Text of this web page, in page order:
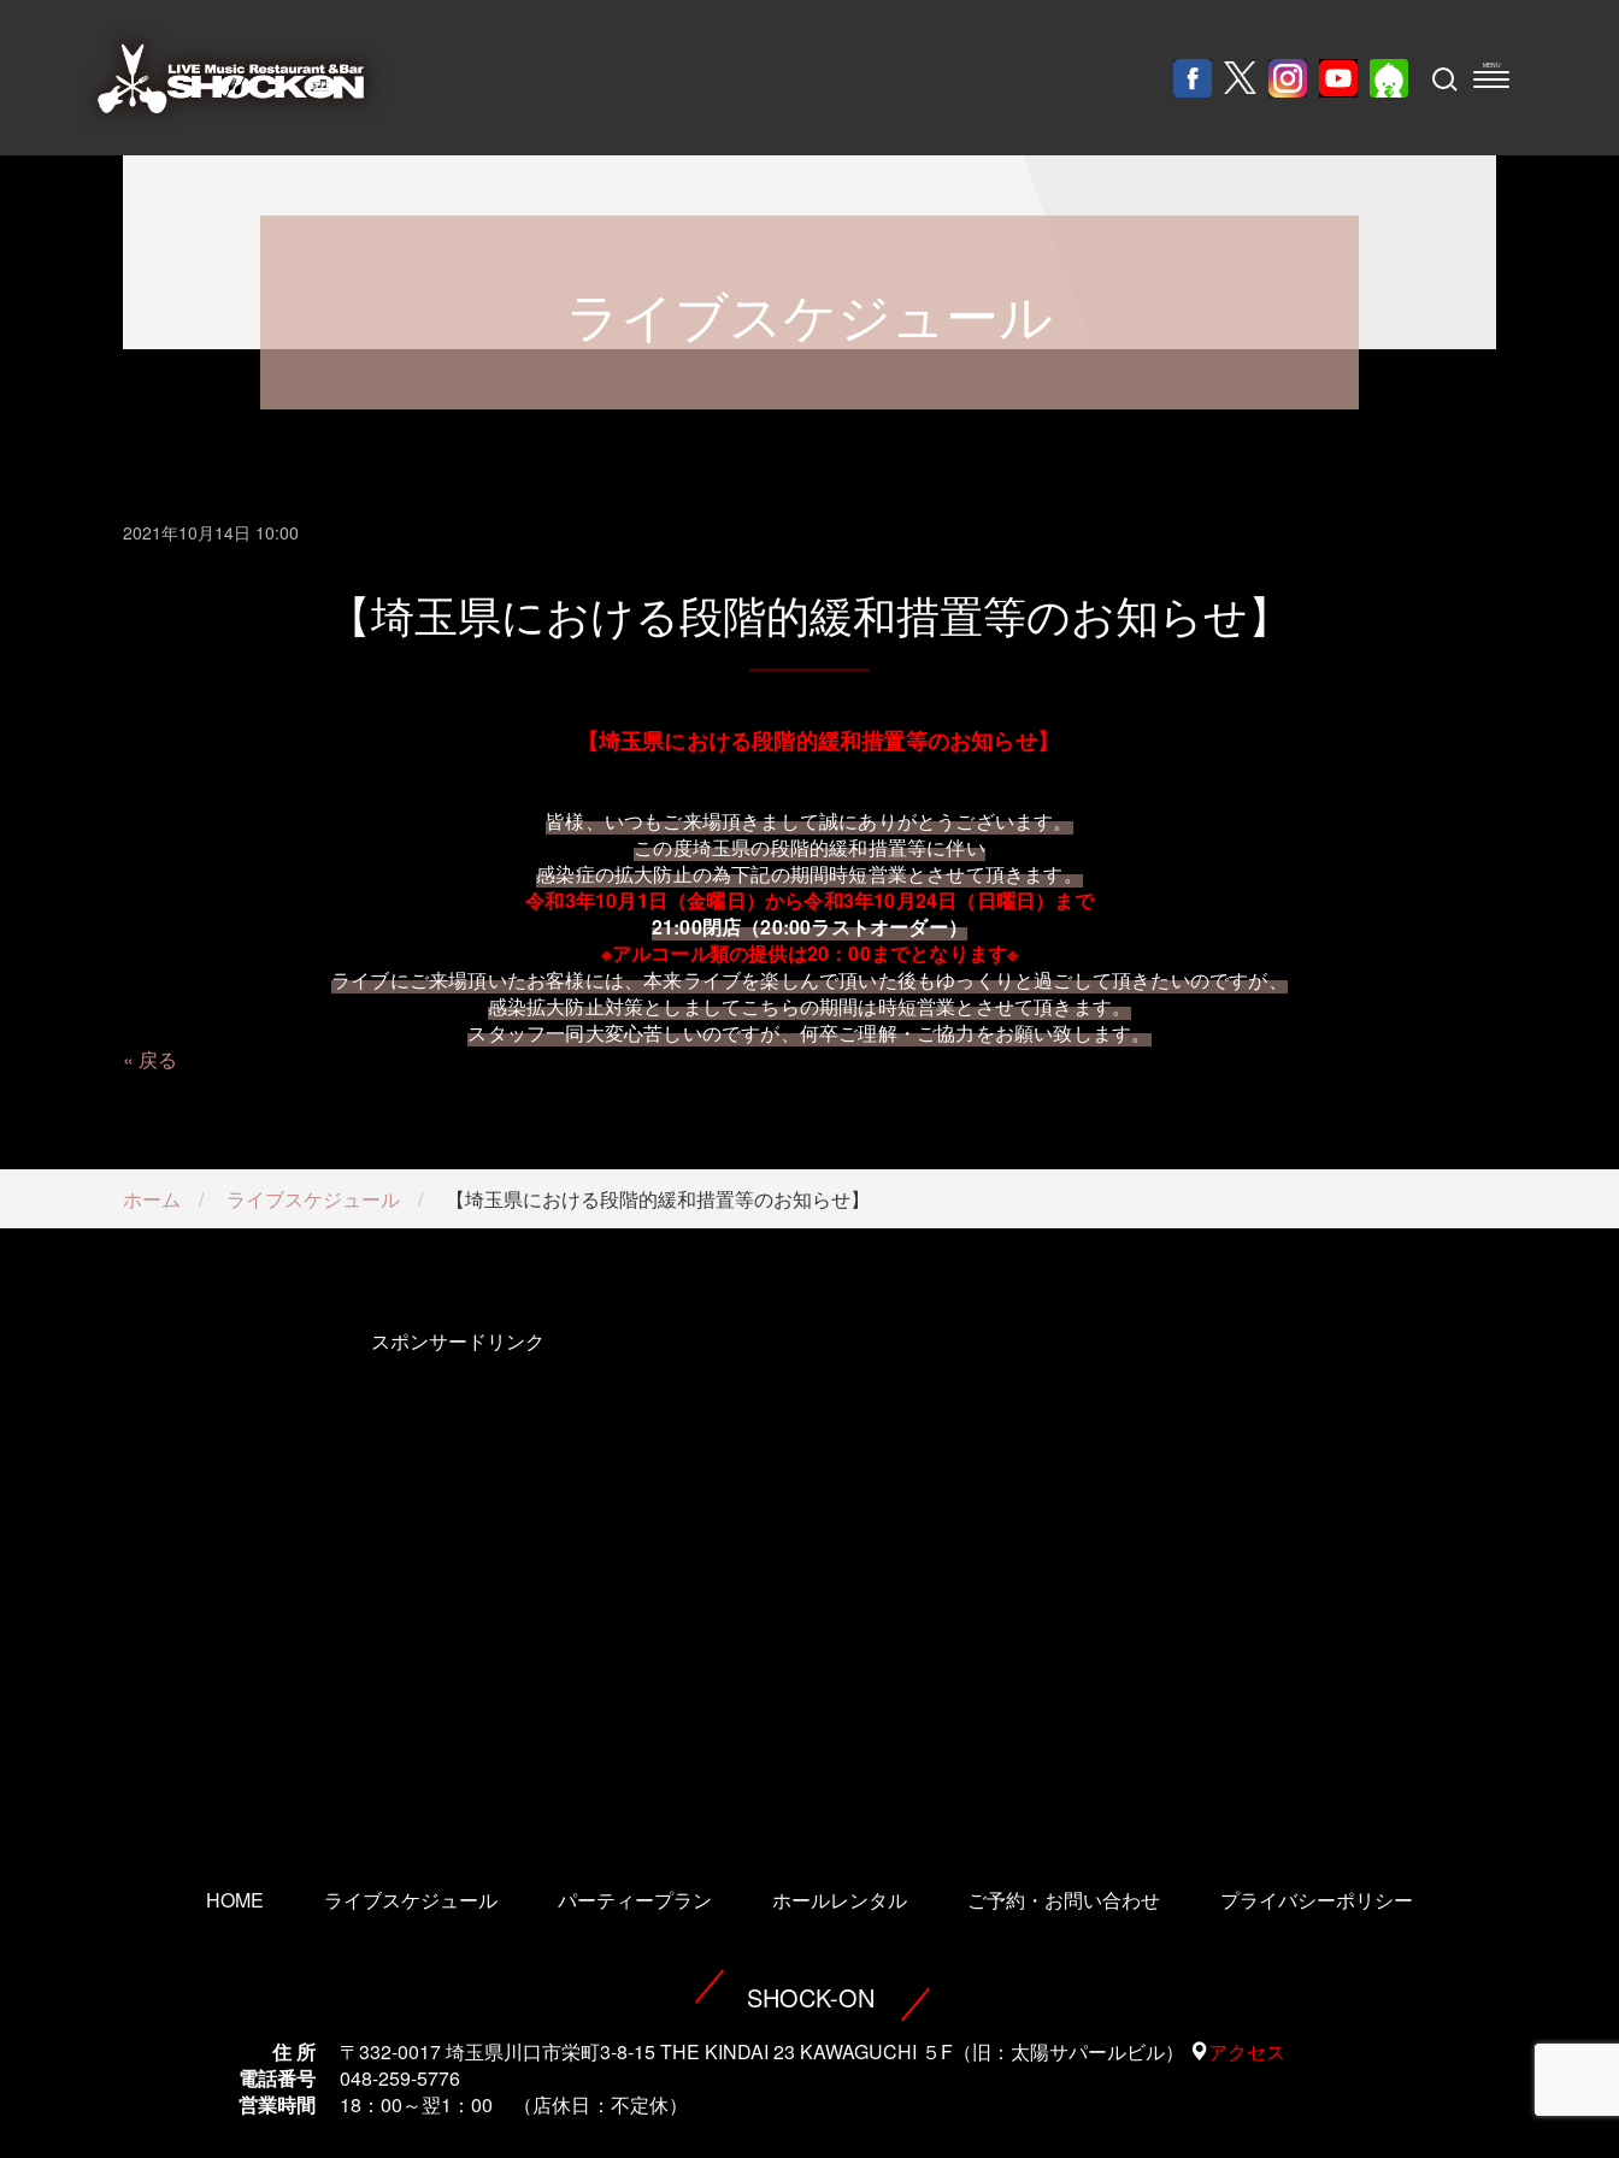
ライブスケジュール
2021年10月14日 10:00
【埼玉県における段階的緩和措置等のお知らせ】
【埼玉県における段階的緩和措置等のお知らせ】
皆様、いつもご来場頂きまして誠にありがとうございます。
この度埼玉県の段階的緩和措置等に伴い
感染症の拡大防止の為下記の期間時短営業とさせて頂きます。
令和3年10月1日（金曜日）から令和3年10月24日（日曜日）まで
21:00閉店（20:00ラストオーダー）
※アルコール類の提供は20：00までとなります※
ライブにご来場頂いたお客様には、本来ライブを楽しんで頂いた後もゆっくりと過ごして頂きたいのですが、
感染拡大防止対策としましてこちらの期間は時短営業とさせて頂きます。
スタッフ一同大変心苦しいのですが、何卒ご理解・ご協力をお願い致します。
戻る
ホーム ライブスケジュール 【埼玉県における段階的緩和措置等のお知らせ】
スポンサードリンク
HOME ライブスケジュール パーティープラン ホールレンタル ご予約・お問い合わせ プライバシーポリシー
SHOCK-ON
住 所 〒332-0017 埼玉県川口市栄町3-8-15 THE KINDAI 23 KAWAGUCHI ５F（旧：太陽サパールビル）
アクセス
電話番号
048-259-5776
営業時間
18：00～翌1 ：00 （店休日：不定休）